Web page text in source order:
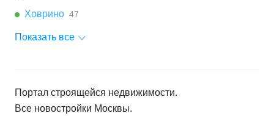
Ховрино 47
Показать все
Портал строящейся недвижимости.
Все новостройки Москвы.